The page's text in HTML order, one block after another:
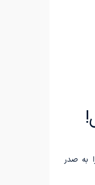
به صدر